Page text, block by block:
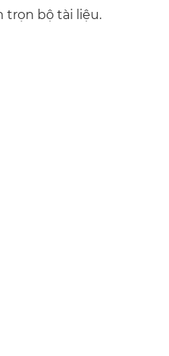
trọn bộ tài liệu.